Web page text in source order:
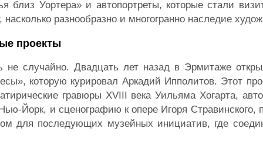
Уортера» и автопортреты, которые стали
разнообразно и многогранно наследие
проекты
случайно. Двадцать лет назад в Эрмитаже
которую курировал Аркадий Ипполитов. Этот
гравюры XVIII века Уильяма Хогарта,
Йорк, и сценографию к опере Игоря Стравинского,
для последующих музейных инициатив, где